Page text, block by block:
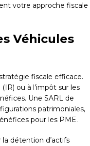
votre approche fiscale
Véhicules
fiscale efficace.
ou à l’impôt sur les
Une SARL de
patrimoniales,
pour les PME.
détention d’actifs